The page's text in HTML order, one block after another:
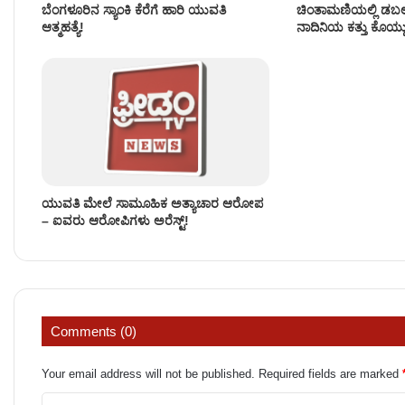
ಬೆಂಗಳೂರಿನ ಸ್ಯಾಂಕಿ ಕೆರೆಗೆ ಹಾರಿ ಯುವತಿ
ಆತ್ಮಹತ್ಯೆ!
ಚಿಂತಾಮಣಿಯಲ್ಲಿ
ನಾದಿನಿಯ ಕತ್ತು
ಯುವತಿ ಮೇಲೆ ಸಾಮೂಹಿಕ ಅತ್ಯಾಚಾರ ಆರೋಪ
– ಐವರು ಆರೋಪಿಗಳು ಅರೆಸ್ಟ್!
Comments (0)
Your email address will not be published. Required fields are marked